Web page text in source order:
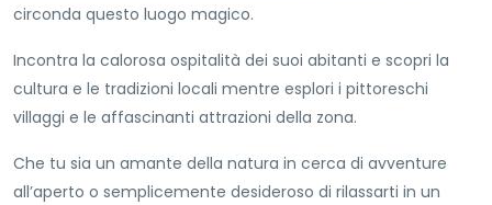
circonda questo luogo magico.
Incontra la calorosa ospitalità dei suoi abitanti e scopri la
cultura e le tradizioni locali mentre esplori i pittoreschi
villaggi e le affascinanti attrazioni della zona.
Che tu sia un amante della natura in cerca di avventure
all’aperto o semplicemente desideroso di rilassarti in un